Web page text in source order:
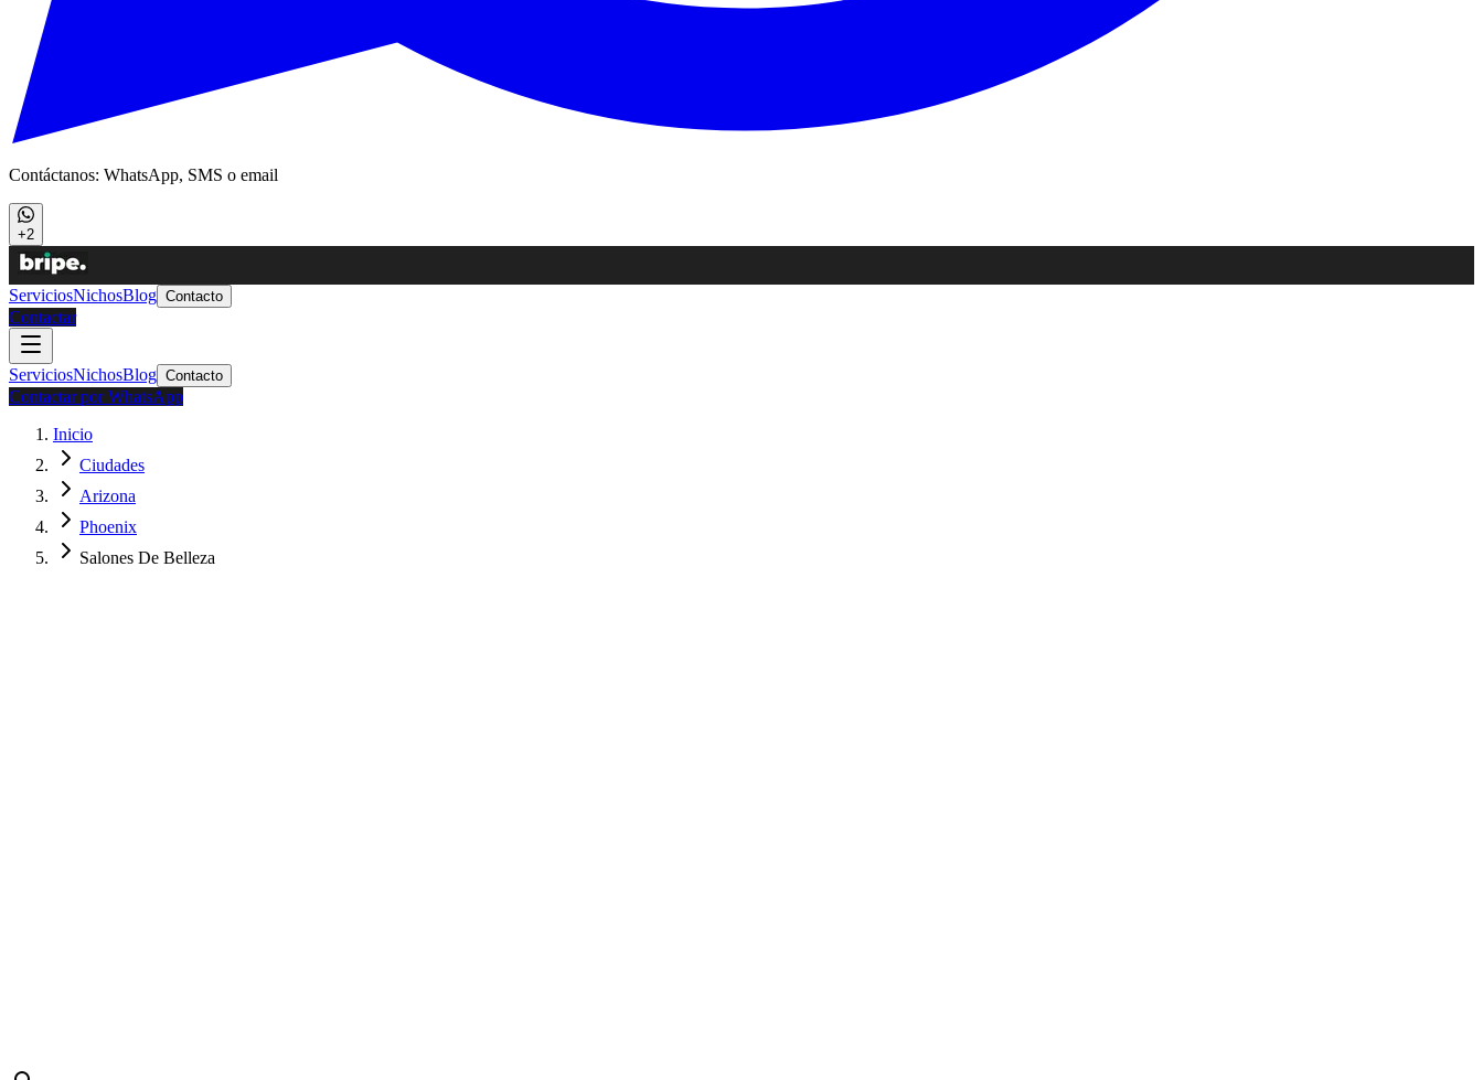
Contáctanos: WhatsApp, SMS o email
+2
ServiciosNichosBlog Contacto
Contactar
ServiciosNichosBlog Contacto
Contactar por WhatsApp
Inicio
Ciudades
Arizona
Phoenix
Salones De Belleza